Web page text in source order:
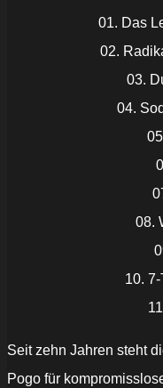
01. Das
02.
03.
04.
08.
10.
Seit zehn Jahren steht
Pogo für